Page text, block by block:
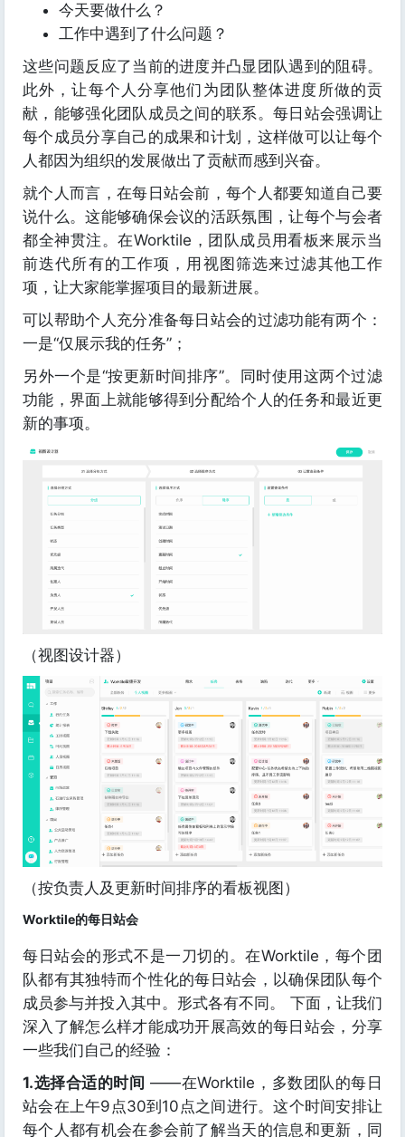
今天要做什么？
工作中遇到了什么问题？
这些问题反应了当前的进度并凸显团队遇到的阻碍。
此外，让每个人分享他们为团队整体进度所做的贡
献，能够强化团队成员之间的联系。每日站会强调让
每个成员分享自己的成果和计划，这样做可以让每个
人都因为组织的发展做出了贡献而感到兴奋。
就个人而言，在每日站会前，每个人都要知道自己要
说什么。这能够确保会议的活跃氛围，让每个与会者
都全神贯注。在Worktile，团队成员用看板来展示当
前迭代所有的工作项，用视图筛选来过滤其他工作
项，让大家能掌握项目的最新进展。
可以帮助个人充分准备每日站会的过滤功能有两个：
一是“仅展示我的任务”；
另外一个是“按更新时间排序”。同时使用这两个过滤
功能，界面上就能够得到分配给个人的任务和最近更
新的事项。
（视图设计器）
（按负责人及更新时间排序的看板视图）
Worktile的每日站会
每日站会的形式不是一刀切的。在Worktile，每个团
队都有其独特而个性化的每日站会，以确保团队每个
成员参与并投入其中。形式各有不同。 下面，让我们
深入了解怎么样才能成功开展高效的每日站会，分享
一些我们自己的经验：
1.选择合适的时间 ——在Worktile，多数团队的每日
站会在上午9点30到10点之间进行。这个时间安排让
每个人都有机会在参会前了解当天的信息和更新，同